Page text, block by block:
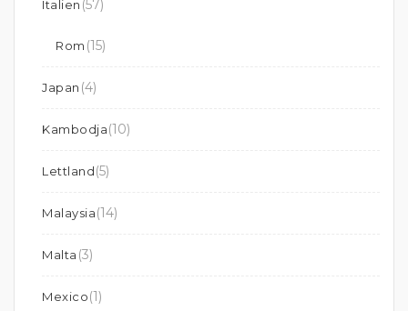
Italien (57)
Rom (15)
Japan (4)
Kambodja(10)
Lettland(5)
Malaysia(14)
Malta (3)
Mexico(1)